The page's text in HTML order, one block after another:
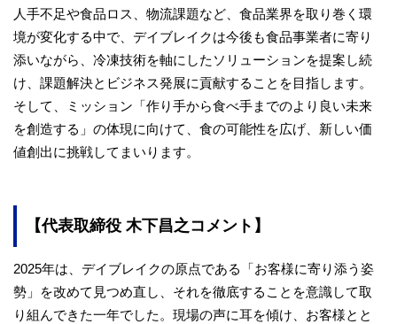
人手不足や食品ロス、物流課題など、食品業界を取り巻く環
境が変化する中で、デイブレイクは今後も食品事業者に寄り
添いながら、冷凍技術を軸にしたソリューションを提案し続
け、課題解決とビジネス発展に貢献することを目指します。
そして、ミッション「作り手から食べ手までのより良い未来
を創造する」の体現に向けて、食の可能性を広げ、新しい価
値創出に挑戦してまいります。
【代表取締役 木下昌之コメント】
2025年は、デイブレイクの原点である「お客様に寄り添う姿
勢」を改めて見つめ直し、それを徹底することを意識して取
り組んできた一年でした。現場の声に耳を傾け、お客様とと